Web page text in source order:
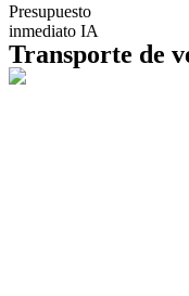
Presupuesto
inmediato IA
Transporte de